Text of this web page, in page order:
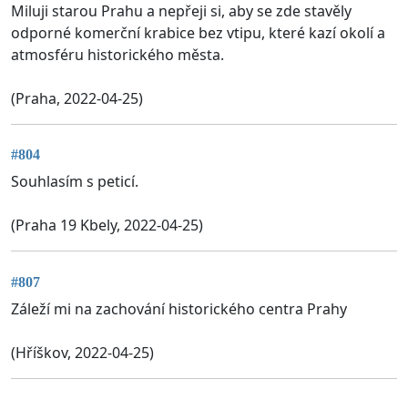
Miluji starou Prahu a nepřeji si, aby se zde stavěly
odporné komerční krabice bez vtipu, které kazí okolí a
atmosféru historického města.
(Praha, 2022-04-25)
#804
Souhlasím s peticí.
(Praha 19 Kbely, 2022-04-25)
#807
Záleží mi na zachování historického centra Prahy
(Hříškov, 2022-04-25)